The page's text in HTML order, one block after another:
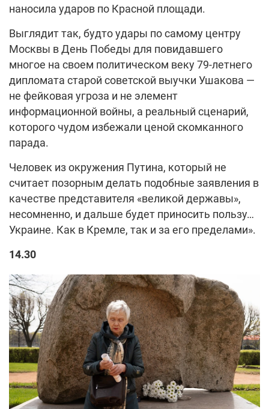
наносила ударов по Красной площади.
Выглядит так, будто удары по самому центру
Москвы в День Победы для повидавшего
многое на своем политическом веку 79-летнего
дипломата старой советской выучки Ушакова —
не фейковая угроза и не элемент
информационной войны, а реальный сценарий,
которого чудом избежали ценой скомканного
парада.
Человек из окружения Путина, который не
считает позорным делать подобные заявления в
качестве представителя «великой державы»,
несомненно, и дальше будет приносить пользу…
Украине. Как в Кремле, так и за его пределами».
14.30